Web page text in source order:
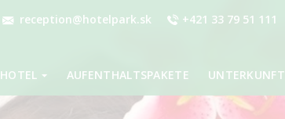
reception@hotelpark.sk +421 33 79 51 111
HOTEL AUFENTHALTSPAKETE UNTERKUNFT